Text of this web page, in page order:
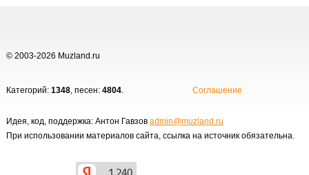
© 2003-2026 Muzland.ru
Категорий: 1348, песен: 4804. Соглашение
Идея, код, поддержка: Антон Гавзов admin@muzland.ru
При использовании материалов сайта, ссылка на источник обязательна.